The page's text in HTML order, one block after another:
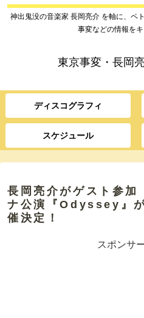
神出鬼没の音楽家 長岡亮介 を軸に、ペ
事変などの情報を
東京事変・長岡
ディスコグラフィ
スケジュール
長岡亮介がゲスト参
ナ公演『Odyssey』
催決定！
スポンサ